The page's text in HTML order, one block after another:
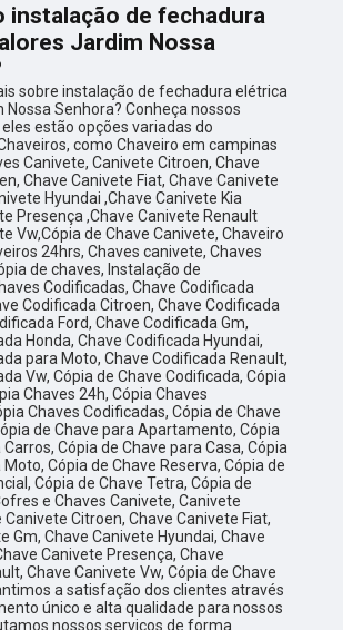
instalação de fechadura
Jardim Nossa
sobre instalação de fechadura elétrica
Nossa Senhora? Conheça nossos
estão opções variadas do
como Chaveiro em campinas
Canivete, Canivete Citroen, Chave
Chave Canivete Fiat, Chave Canivete
Hyundai ,Chave Canivete Kia
Presença ,Chave Canivete Renault
Vw,Cópia de Chave Canivete, Chaveiro
24hrs, Chaves canivete, Chaves
de chaves, Instalação de
Codificadas, Chave Codificada
Codificada Citroen, Chave Codificada
Ford, Chave Codificada Gm,
Honda, Chave Codificada Hyundai,
para Moto, Chave Codificada Renault,
Vw, Cópia de Chave Codificada, Cópia
Chaves 24h, Cópia Chaves
Chaves Codificadas, Cópia de Chave
de Chave para Apartamento, Cópia
Cópia de Chave para Casa, Cópia
Cópia de Chave Reserva, Cópia de
Cópia de Chave Tetra, Cópia de
e Chaves Canivete, Canivete
Canivete Citroen, Chave Canivete Fiat,
Gm, Chave Canivete Hyundai, Chave
Canivete Presença, Chave
Chave Canivete Vw, Cópia de Chave
a satisfação dos clientes através
único e alta qualidade para nossos
nossos serviços de forma